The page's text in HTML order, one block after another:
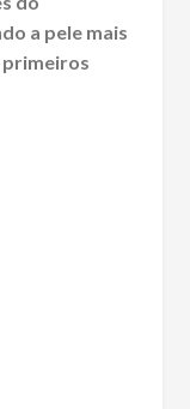
a pele mais
primeiros